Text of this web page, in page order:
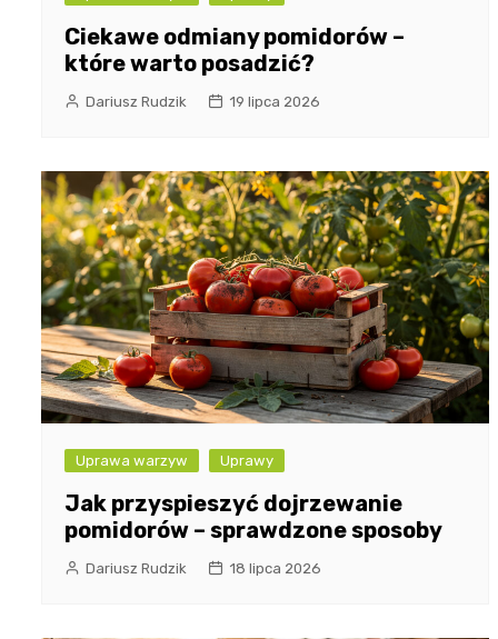
Ciekawe odmiany pomidorów –
które warto posadzić?
Dariusz Rudzik 19 lipca 2026
Uprawa warzyw Uprawy
Jak przyspieszyć dojrzewanie
pomidorów – sprawdzone sposoby
Dariusz Rudzik 18 lipca 2026